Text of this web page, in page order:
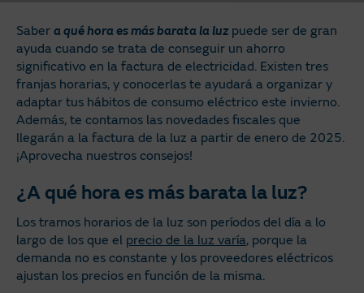
Saber a qué hora es más barata la luz puede ser de gran
ayuda cuando se trata de conseguir un ahorro
significativo en la factura de electricidad. Existen tres
franjas horarias, y conocerlas te ayudará a organizar y
adaptar tus hábitos de consumo eléctrico este invierno.
Además, te contamos las novedades fiscales que
llegarán a la factura de la luz a partir de enero de 2025.
¡Aprovecha nuestros consejos!
¿A qué hora es más barata la luz?
Los tramos horarios de la luz son períodos del día a lo
largo de los que el precio de la luz varía, porque la
demanda no es constante y los proveedores eléctricos
ajustan los precios en función de la misma.